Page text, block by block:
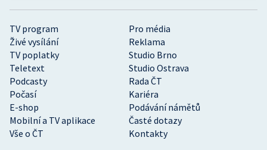
TV program
Pro média
Živé vysílání
Reklama
TV poplatky
Studio Brno
Teletext
Studio Ostrava
Podcasty
Rada ČT
Počasí
Kariéra
E-shop
Podávání námětů
Mobilní a TV aplikace
Časté dotazy
Vše o ČT
Kontakty